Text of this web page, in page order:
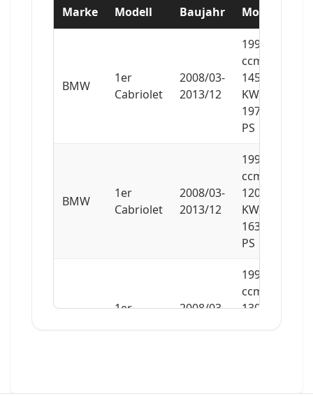
Marke Modell Baujahr Motor
BMW
1er
Cabriolet
2008/03-
2013/12
1995
ccm,
145
KW,
197
PS
BMW
1er
Cabriolet
2008/03-
2013/12
1995
ccm,
120
KW,
163
PS
1er
2008/03-
1995
ccm,
130